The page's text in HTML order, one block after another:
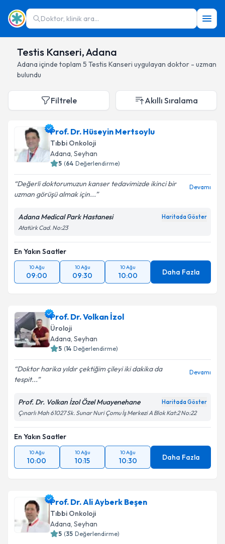
Doktor, klinik ara...
Testis Kanseri, Adana
Adana içinde toplam 5 Testis Kanseri uygulayan doktor - uzman
bulundu
Filtrele Akıllı Sıralama
Prof. Dr. Hüseyin Mertsoylu
Tıbbi Onkoloji
Adana, Seyhan
5 (64 Değerlendirme)
Değerli doktorumuzun kanser tedavimizde ikinci bir
uzman görüşü almak için...
Devamı
Adana Medical Park Hastanesi Haritada Göster
Atatürk Cad. No:23
En Yakın Saatler
10 Ağu
09:00
10 Ağu
09:30
10 Ağu
10:00 Daha Fazla
Prof. Dr. Volkan İzol
Üroloji
Adana, Seyhan
5 (14 Değerlendirme)
Doktor harika yıldır çektiğim çileyi iki dakika da
tespit...
Devamı
Prof. Dr. Volkan İzol Özel Muayenehane Haritada Göster
Çınarlı Mah 61027 Sk. Sunar Nuri Çomu İş Merkezi A Blok Kat:2 No:22
En Yakın Saatler
10 Ağu
10:00
10 Ağu
10:15
10 Ağu
10:30 Daha Fazla
Prof. Dr. Ali Ayberk Beşen
Tıbbi Onkoloji
Adana, Seyhan
5 (35 Değerlendirme)